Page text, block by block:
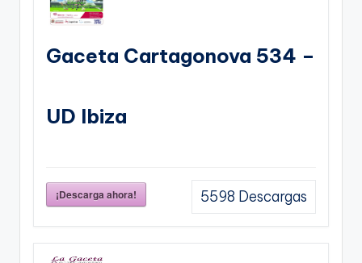
Gaceta Cartagonova 534 –
UD Ibiza
¡Descarga ahora! 5598 Descargas